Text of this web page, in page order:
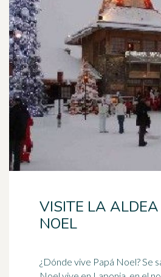
VISITE LA
NOEL
¿Dónde vive Papá Noel? Se